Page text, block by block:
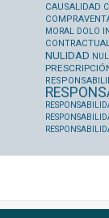
CAUSALIDAD
MORAL
DOLO
CONTRACTUAL
NULIDAD